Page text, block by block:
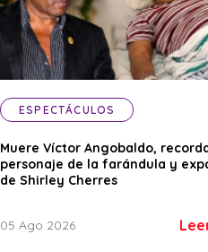
ESPECTÁCULOS
Muere Víctor Angobaldo,
personaje de la farándula y
de Shirley Cherres
05 Ago 2026